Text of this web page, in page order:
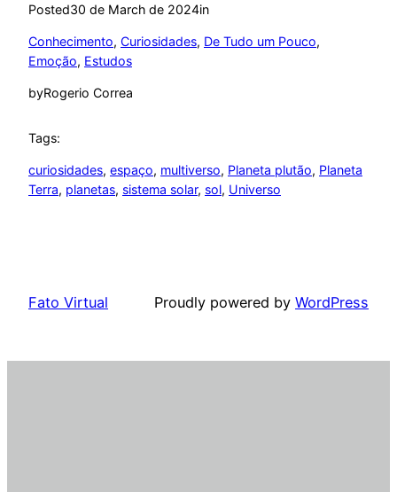
Posted30 de March de 2024in
Conhecimento, Curiosidades, De Tudo um Pouco
Emoção, Estudos
byRogerio Correa
Tags:
curiosidades, espaço, multiverso, Planeta plutão, Planeta
Terra, planetas, sistema solar, sol, Universo
Fato Virtual Proudly powered by WordPress